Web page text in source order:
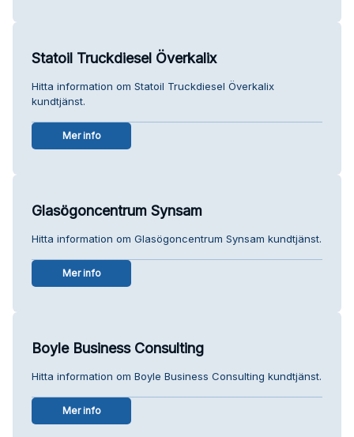
Statoil Truckdiesel Överkalix
Hitta information om Statoil Truckdiesel Överkalix
kundtjänst.
Mer info
Glasögoncentrum Synsam
Hitta information om Glasögoncentrum Synsam kundtjänst.
Mer info
Boyle Business Consulting
Hitta information om Boyle Business Consulting kundtjänst.
Mer info